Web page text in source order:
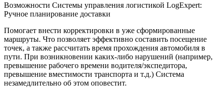
Возможности Системы управления логистикой LogExpert:
Ручное планирование доставки
Помогает внести корректировки в уже сформированные
маршруты. Что позволяет эффективно составить посещение
точек, а также рассчитать время прохождения автомобиля в
пути. При возникновении каких-либо нарушений (например,
превышение рабочего времени водителя/экспедитора,
превышение вместимости транспорта и т.д.) Система
незамедлительно об этом оповестит.